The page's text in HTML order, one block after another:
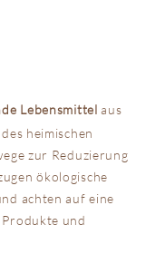
Lebensmittel aus
heimischen
zur Reduzierung
ökologische
achten auf eine
und